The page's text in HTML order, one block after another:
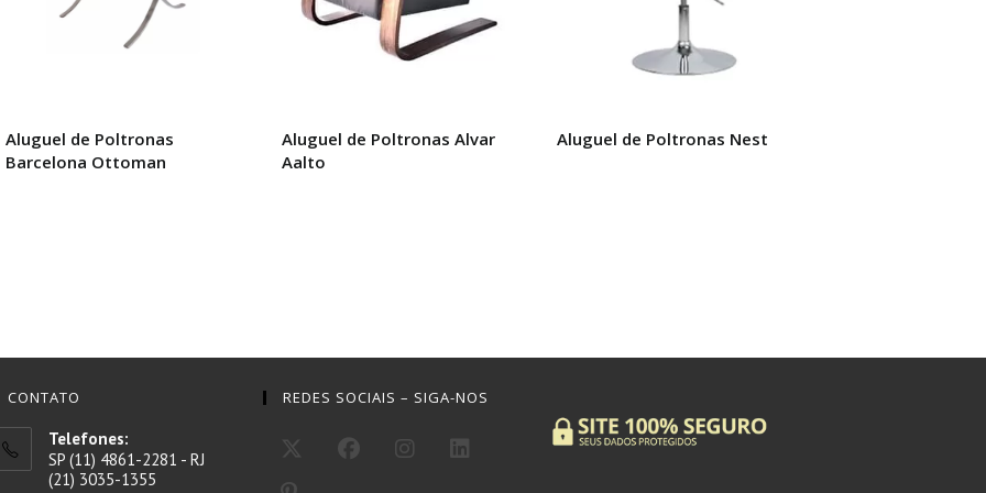
Aluguel de Poltronas
Barcelona Ottoman
Aluguel de Poltronas Alvar
Aalto
Aluguel de Poltronas Nest
CONTATO
Telefones:
SP (11) 4861-2281 - RJ
(21) 3035-1355
REDES SOCIAIS – SIGA-NOS